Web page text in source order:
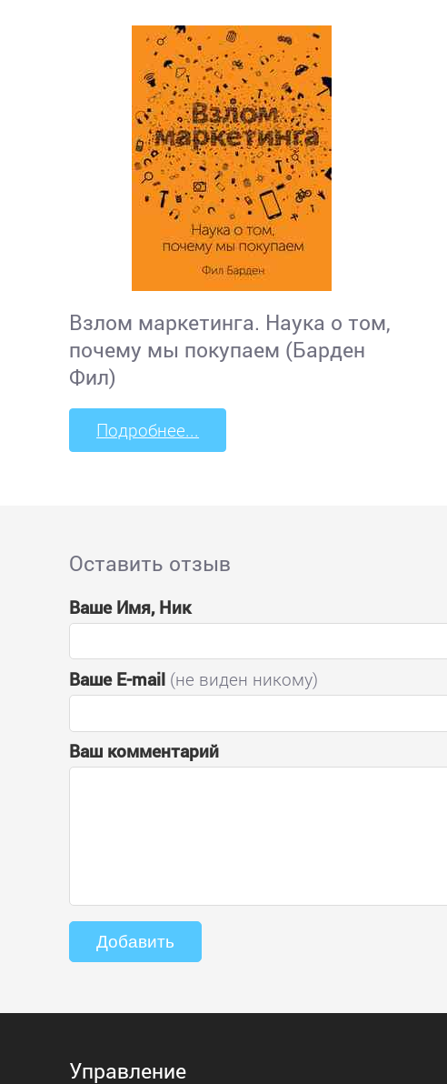
Взлом маркетинга. Наука о том,
почему мы покупаем (Барден
Фил)
Подробнее...
Оставить отзыв
Ваше Имя, Ник
Ваше E-mail (не виден никому)
Ваш комментарий
Управление